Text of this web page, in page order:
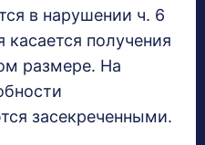
в нарушении ч. 6
касается получения
размере. На
засекреченными.